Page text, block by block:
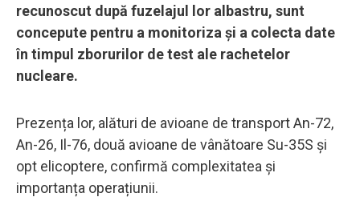
recunoscut după fuzelajul lor albastru, sunt
concepute pentru a monitoriza și a colecta date
în timpul zborurilor de test ale rachetelor
nucleare.
Prezența lor, alături de avioane de transport An-72,
An-26, Il-76, două avioane de vânătoare Su-35S și
opt elicoptere, confirmă complexitatea și
importanța operațiunii.